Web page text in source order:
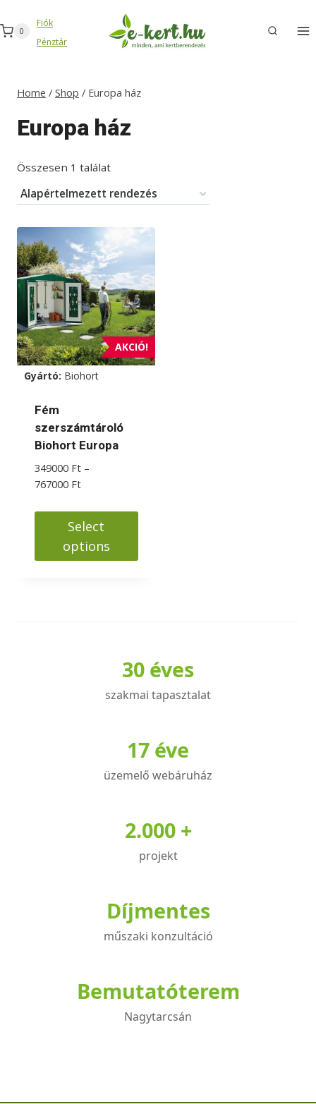
to
content
0
Fiók
Pénztár
Home / Shop / Europa ház
Europa ház
Összesen 1 találat
AKCIÓ!
Gyártó: Biohort
Fém
szerszámtároló
Biohort Europa
349000 Ft –
767000 FtÁrtartomány:
-
767000 Ft
Select
options
30 éves
szakmai tapasztalat
17 éve
üzemelő webáruház
2.000 +
projekt
Díjmentes
műszaki konzultáció
Bemutatóterem
Nagytarcsán